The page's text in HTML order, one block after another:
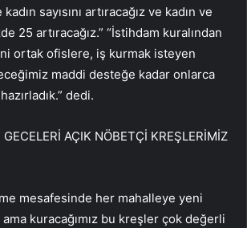
sayısını artıracağız ve kadın ve
25 artıracağız.” “İstihdam kuralından
ortak ofislere, iş kurmak isteyen
maddi desteğe kadar onlarca
dedi.
AÇIK NÖBETÇİ KREŞLERİMİZ
mesafesinde her mahalleye yeni
kuracağımız bu kreşler çok değerli